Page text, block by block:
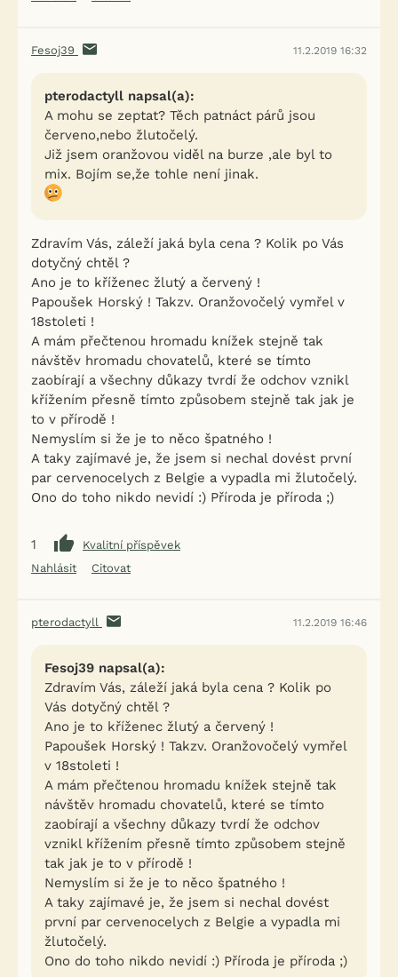
Fesoj39 11.2.2019 16:32
pterodactyll napsal(a):
A mohu se zeptat? Těch patnáct párů jsou
červeno,nebo žlutočelý.
Již jsem oranžovou viděl na burze ,ale byl to
mix. Bojím se,že tohle není jinak.
Zdravím Vás, záleží jaká byla cena ? Kolik po Vás
dotyčný chtěl ?
Ano je to kříženec žlutý a červený !
Papoušek Horský ! Takzv. Oranžovočelý vymřel v
18stoleti !
A mám přečtenou hromadu knížek stejně tak
návštěv hromadu chovatelů, které se tímto
zaobírají a všechny důkazy tvrdí že odchov vznikl
křížením přesně tímto způsobem stejně tak jak je
to v přírodě !
Nemyslím si že je to něco špatného !
A taky zajímavé je, že jsem si nechal dovést první
par cervenocelych z Belgie a vypadla mi žlutočelý.
Ono do toho nikdo nevidí :) Příroda je příroda ;)
1
Kvalitní příspěvek
Nahlásit
Citovat
pterodactyll 11.2.2019 16:46
Fesoj39 napsal(a):
Zdravím Vás, záleží jaká byla cena ? Kolik po
Vás dotyčný chtěl ?
Ano je to kříženec žlutý a červený !
Papoušek Horský ! Takzv. Oranžovočelý vymřel
v 18stoleti !
A mám přečtenou hromadu knížek stejně tak
návštěv hromadu chovatelů, které se tímto
zaobírají a všechny důkazy tvrdí že odchov
vznikl křížením přesně tímto způsobem stejně
tak jak je to v přírodě !
Nemyslím si že je to něco špatného !
A taky zajímavé je, že jsem si nechal dovést
první par cervenocelych z Belgie a vypadla mi
žlutočelý.
Ono do toho nikdo nevidí :) Příroda je příroda ;)